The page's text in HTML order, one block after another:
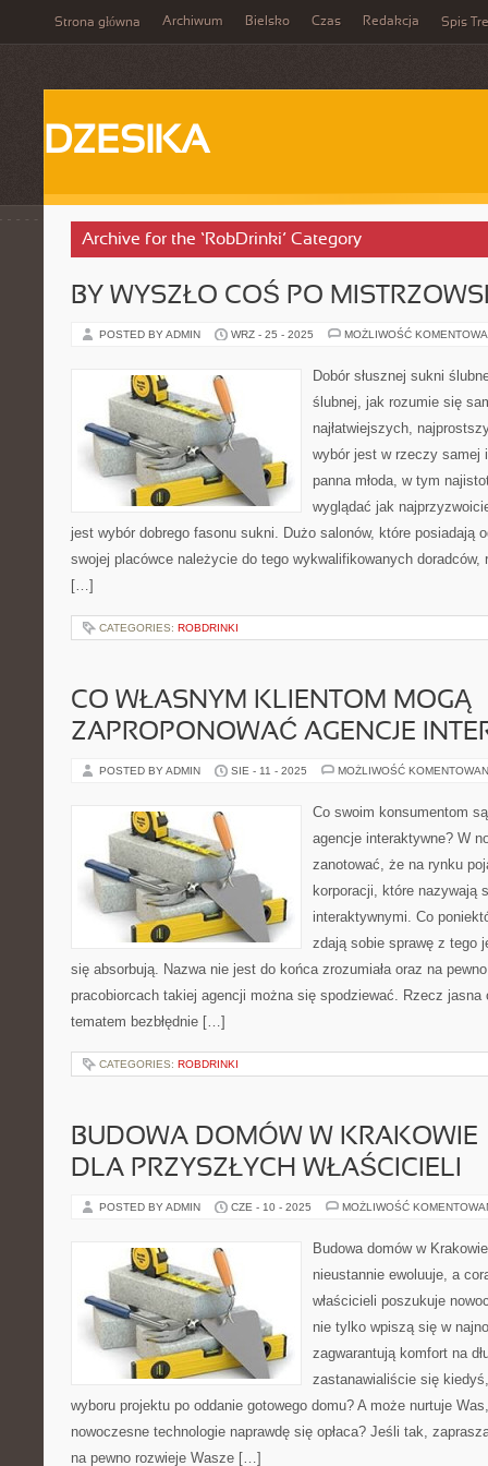
Strona główna Archiwum Bielsko Czas Redakcja Spis
DZESIKA
Archive for the ‘RobDrinki’ Category
BY WYSZŁO COŚ PO
POSTED BY ADMIN WRZ - 25 - 2025 MOŻLIWOŚĆ
Dobór słusznej sukni
ślubnej, jak rozumie się
najłatwiejszych,
wybór jest w rzeczy samej
panna młoda, w tym
wyglądać jak
jest wybór dobrego fasonu sukni. Dużo salonów, które posiadają
swojej placówce należycie do tego wykwalifikowanych doradców,
[…]
CATEGORIES: ROBDRINKI
CO WŁASNYM KLIENTOM MOGĄ
ZAPROPONOWAĆ AGENCJE
POSTED BY ADMIN SIE - 11 - 2025 MOŻLIWOŚĆ
Co swoim konsumentom
agencje interaktywne? W
zanotować, że na rynku
korporacji, które nazywają
interaktywnymi. Co
zdają sobie sprawę z tego
się absorbują. Nazwa nie jest do końca zrozumiała oraz na
pracobiorcach takiej agencji można się spodziewać. Rzecz jasna
tematem bezbłędnie […]
CATEGORIES: ROBDRINKI
BUDOWA DOMÓW W KRAKOWIE
DLA PRZYSZŁYCH WŁAŚCICIELI
POSTED BY ADMIN CZE - 10 - 2025 MOŻLIWOŚĆ
Budowa domów w
nieustannie ewoluuje, a
właścicieli poszukuje
nie tylko wpiszą się w
zagwarantują komfort na
zastanawialiście się
wyboru projektu po oddanie gotowego domu? A może nurtuje
nowoczesne technologie naprawdę się opłaca? Jeśli tak,
na pewno rozwieje Wasze […]